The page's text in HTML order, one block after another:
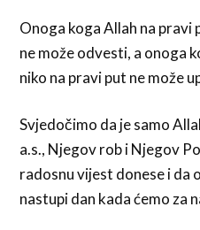
Onoga koga Allah na pravi
ne može odvesti, a onoga
niko na pravi put ne može
Svjedočimo da je samo
a.s., Njegov rob i Njegov
radosnu vijest donese i da
nastupi dan kada ćemo za